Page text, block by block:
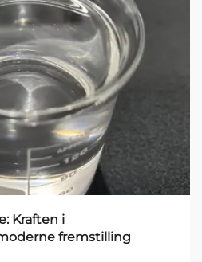
Kraften i
fremstilling